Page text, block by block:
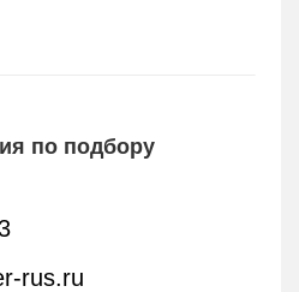
по подбору
rus.ru